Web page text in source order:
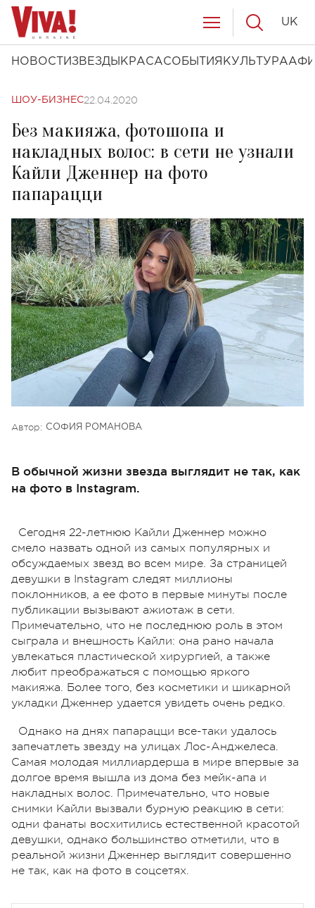
НОВОСТИ ЗВЕЗДЫ КРАСАСОБЫТИЯ КУЛЬТУРА
UK
ШОУ-БИЗНЕС22.04.2020
Без макияжа, фотошопа и
накладных волос: в сети не узнали
Кайли Дженнер на фото
папарацци
Автор: СОФИЯ РОМАНОВА
В обычной жизни звезда выглядит не так, как
на фото в Instagram.
Сегодня 22-летнюю Кайли Дженнер можно
смело назвать одной из самых популярных и
обсуждаемых звезд во всем мире. За страницей
девушки в Instagram следят миллионы
поклонников, а ее фото в первые минуты после
публикации вызывают ажиотаж в сети.
Примечательно, что не последнюю роль в этом
сыграла и внешность Кайли: она рано начала
увлекаться пластической хирургией, а также
любит преображаться с помощью яркого
макияжа. Более того, без косметики и шикарной
укладки Дженнер удается увидеть очень редко.
Однако на днях папарацци все-таки удалось
запечатлеть звезду на улицах Лос-Анджелеса.
Самая молодая миллиардерша в мире впервые за
долгое время вышла из дома без мейк-апа и
накладных волос. Примечательно, что новые
снимки Кайли вызвали бурную реакцию в сети:
одни фанаты восхитились естественной красотой
девушки, однако большинство отметили, что в
реальной жизни Дженнер выглядит совершенно
не так, как на фото в соцсетях.